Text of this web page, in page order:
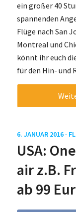
ein großer 40
spannenden
Flüge nach San
Montreal und
könnt ihr euch
für den Hin- und
6. JANUAR 2016 ·
USA:
air z.B.
ab 99